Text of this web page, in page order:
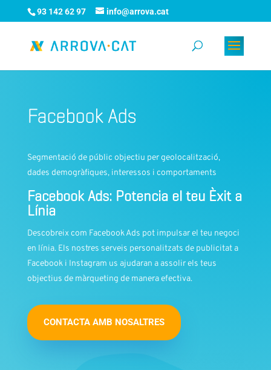
93 142 62 97 info@arrova.cat
Facebook Ads
Segmentació de públic objectiu per geolocalització,
dades demogràfiques, interessos i comportaments
Facebook Ads: Potencia el teu Èxit a
Línia
Descobreix com Facebook Ads pot impulsar el teu negoci
en línia. Els nostres serveis personalitzats de publicitat a
Facebook i Instagram us ajudaran a assolir els teus
objectius de màrqueting de manera efectiva.
CONTACTA AMB NOSALTRES